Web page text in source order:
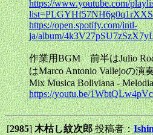
https://www.youtube.com/
https://open.spotify.com/intl-
ja/album/
作業用BGM 前半はJulio
はMarco Antonio Vallejoの演
Mix Musica Boliviana -
https://youtu.be/1WbtQLw4pVc
[2985]木枯し紋次郎投稿者：